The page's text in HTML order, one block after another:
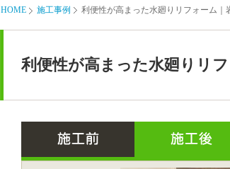
HOME 施工事例 利便性が高まった水廻りリフォーム｜
利便性が高まった水廻りリ